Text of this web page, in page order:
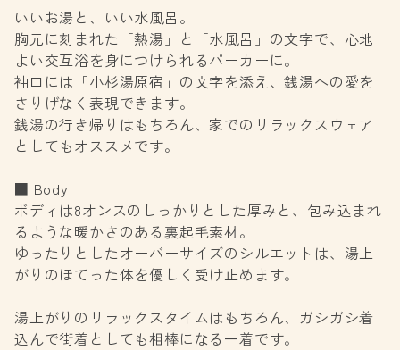
いいお湯と、いい水風呂。
胸元に刻まれた「熱湯」と「水風呂」の文字で、心地
よい交互浴を身につけられるパーカーに。
袖口には「小杉湯原宿」の文字を添え、銭湯への愛を
さりげなく表現できます。
銭湯の行き帰りはもちろん、家でのリラックスウェア
としてもオススメです。
■ Body
ボディは8オンスのしっかりとした厚みと、包み込まれ
るような暖かさのある裏起毛素材。
ゆったりとしたオーバーサイズのシルエットは、湯上
がりのほてった体を優しく受け止めます。
湯上がりのリラックスタイムはもちろん、ガシガシ着
込んで街着としても相棒になる一着です。